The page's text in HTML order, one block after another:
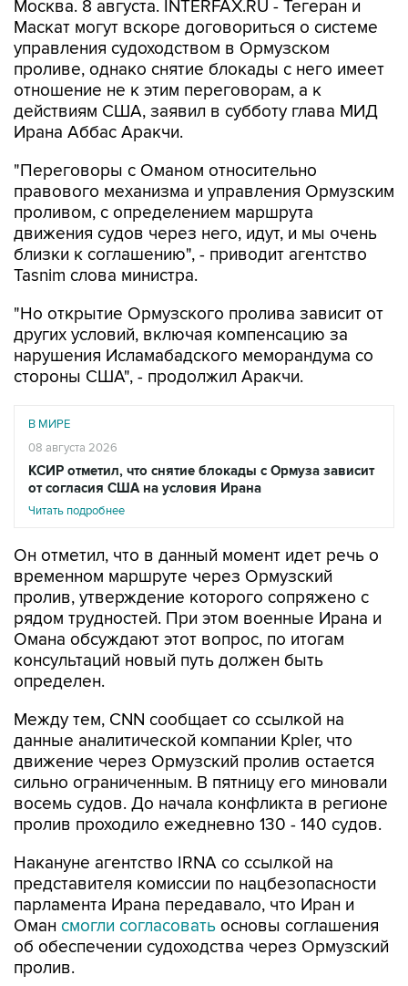
Москва. 8 августа. INTERFAX.RU - Тегеран и
Маскат могут вскоре договориться о системе
управления судоходством в Ормузском
проливе, однако снятие блокады с него имеет
отношение не к этим переговорам, а к
действиям США, заявил в субботу глава МИД
Ирана Аббас Аракчи.
"Переговоры с Оманом относительно
правового механизма и управления Ормузским
проливом, с определением маршрута
движения судов через него, идут, и мы очень
близки к соглашению", - приводит агентство
Tasnim слова министра.
"Но открытие Ормузского пролива зависит от
других условий, включая компенсацию за
нарушения Исламабадского меморандума со
стороны США", - продолжил Аракчи.
В МИРЕ
08 августа 2026
КСИР отметил, что снятие блокады с Ормуза зависит
от согласия США на условия Ирана
Читать подробнее
Он отметил, что в данный момент идет речь о
временном маршруте через Ормузский
пролив, утверждение которого сопряжено с
рядом трудностей. При этом военные Ирана и
Омана обсуждают этот вопрос, по итогам
консультаций новый путь должен быть
определен.
Между тем, CNN сообщает со ссылкой на
данные аналитической компании Kpler, что
движение через Ормузский пролив остается
сильно ограниченным. В пятницу его миновали
восемь судов. До начала конфликта в регионе
пролив проходило ежедневно 130 - 140 судов.
Накануне агентство IRNA со ссылкой на
представителя комиссии по нацбезопасности
парламента Ирана передавало, что Иран и
Оман смогли согласовать основы соглашения
об обеспечении судоходства через Ормузский
пролив.